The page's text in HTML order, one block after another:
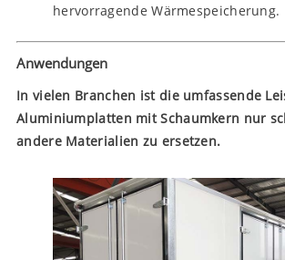
hervorragende Wärmespeicherung.
Anwendungen
In vielen Branchen ist die umfassende
Aluminiumplatten mit Schaumkern nur
andere Materialien zu ersetzen.